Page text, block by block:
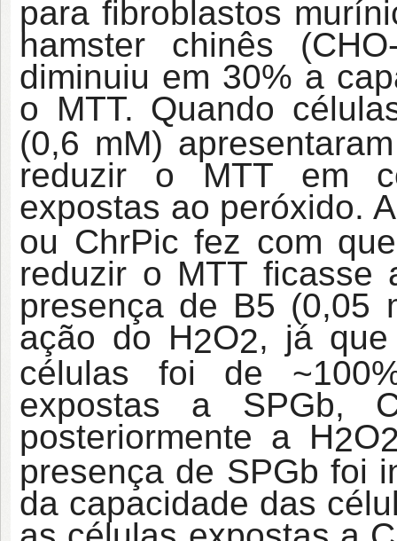
para fibroblastos
hamster chinês
diminuiu em 30% a
o MTT. Quando
(0,6 mM)
reduzir o MTT em
expostas ao peróxido.
ou ChrPic fez com
reduzir o MTT ficasse
presença de B5 (0,05
ação do H2O2, já
células foi de
expostas a
posteriormente a H2O
presença de SPGb foi
da capacidade das